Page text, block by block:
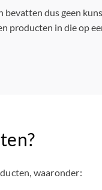
dus geen
producten in die op
waaronder: